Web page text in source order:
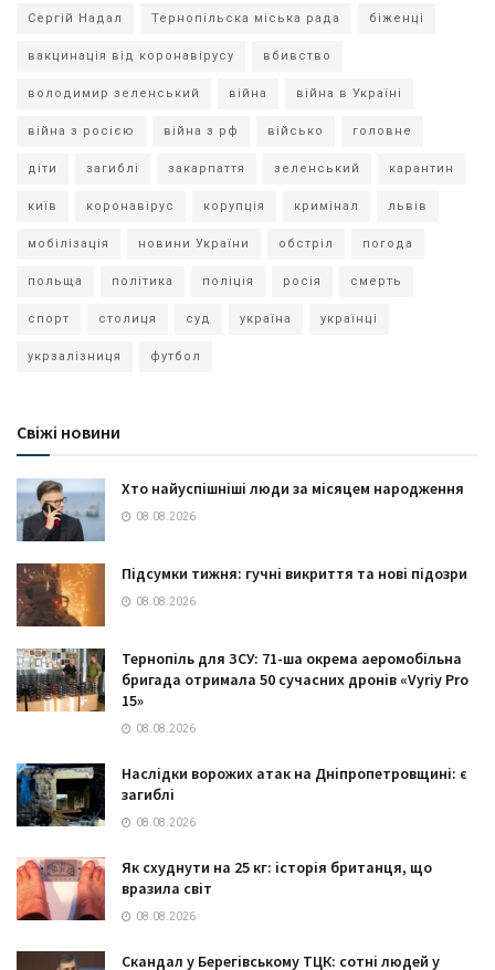
Сергій Надал Тернопільска міська рада біженці
вакцинація від коронавірусу вбивство
володимир зеленський війна війна в Україні
війна з росією війна з рф військо головне
діти загиблі закарпаття зеленський карантин
київ коронавірус корупція кримінал львів
мобілізація новини України обстріл погода
польща політика поліція росія смерть
спорт столиця суд україна українці
укрзалізниця футбол
Свіжі новини
Хто найуспішніші люди за місяцем народження
08.08.2026
Підсумки тижня: гучні викриття та нові підозри
08.08.2026
Тернопіль для ЗСУ: 71-ша окрема аеромобільна
бригада отримала 50 сучасних дронів «Vyriy Pro
15»
08.08.2026
Наслідки ворожих атак на Дніпропетровщині: є
загиблі
08.08.2026
Як схуднути на 25 кг: історія британця, що
вразила світ
08.08.2026
Скандал у Берегівському ТЦК: сотні людей у